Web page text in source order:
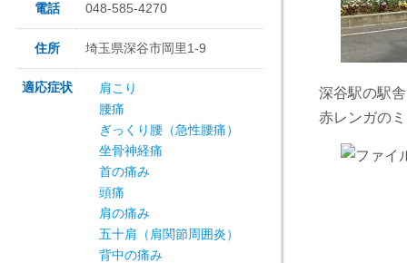
深谷駅の駅
赤レンガの
電話 048-585-4270
住所 埼玉県深谷市岡里1-9
適応症状
肩こり
腰痛
ぎっくり腰（急性腰痛）
坐骨神経痛
首の痛み
頭痛
肩の痛み
五十肩（肩関節周囲炎）
背中の痛み